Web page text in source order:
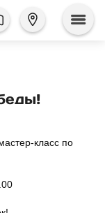
класс по